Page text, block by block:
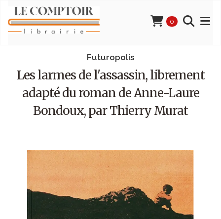
0
Futuropolis
Les larmes de l'assassin, librement
adapté du roman de Anne-Laure
Bondoux, par Thierry Murat